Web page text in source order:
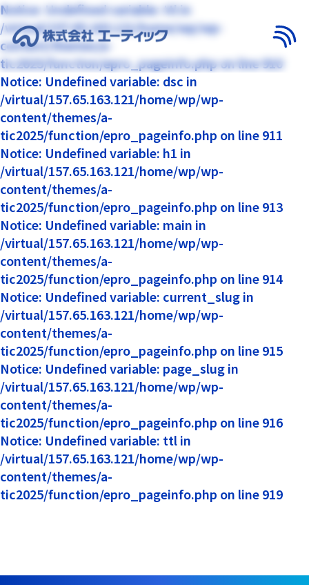
Notice: Undefined variable: ttl in
/virtual/157.65.163.121/home/wp/wp-
content/themes/a-
tic2025/function/epro_pageinfo.php on line 910
Notice: Undefined variable: dsc in
/virtual/157.65.163.121/home/wp/wp-
content/themes/a-
tic2025/function/epro_pageinfo.php on line 911
Notice: Undefined variable: h1 in
/virtual/157.65.163.121/home/wp/wp-
content/themes/a-
tic2025/function/epro_pageinfo.php on line 913
Notice: Undefined variable: main in
/virtual/157.65.163.121/home/wp/wp-
content/themes/a-
tic2025/function/epro_pageinfo.php on line 914
Notice: Undefined variable: current_slug in
/virtual/157.65.163.121/home/wp/wp-
content/themes/a-
tic2025/function/epro_pageinfo.php on line 915
Notice: Undefined variable: page_slug in
/virtual/157.65.163.121/home/wp/wp-
content/themes/a-
tic2025/function/epro_pageinfo.php on line 916
Notice: Undefined variable: ttl in
/virtual/157.65.163.121/home/wp/wp-
content/themes/a-
tic2025/function/epro_pageinfo.php on line 919
メ